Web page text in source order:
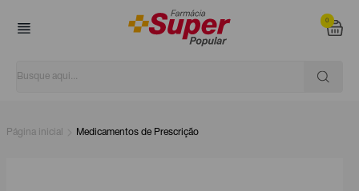
0
Página inicial Medicamentos de Prescrição